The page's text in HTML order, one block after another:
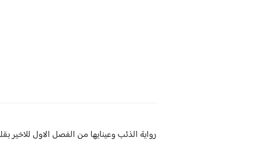
رواية الذئب وعينايها من الفصل الاول للاخير